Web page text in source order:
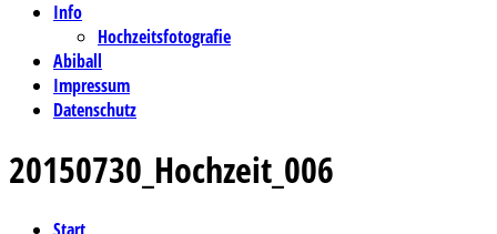
Info
Hochzeitsfotografie
Abiball
Impressum
Datenschutz
20150730_Hochzeit_006